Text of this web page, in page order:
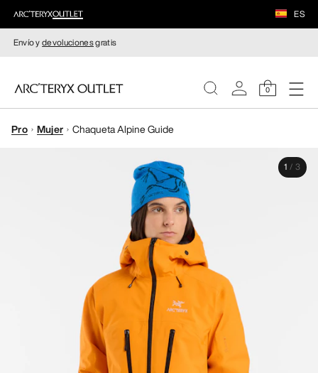
ES
Envío ydevolucionesgratis
0
MUJERE
Pro Mujer Chaqueta Alpine Guide
1 / 3